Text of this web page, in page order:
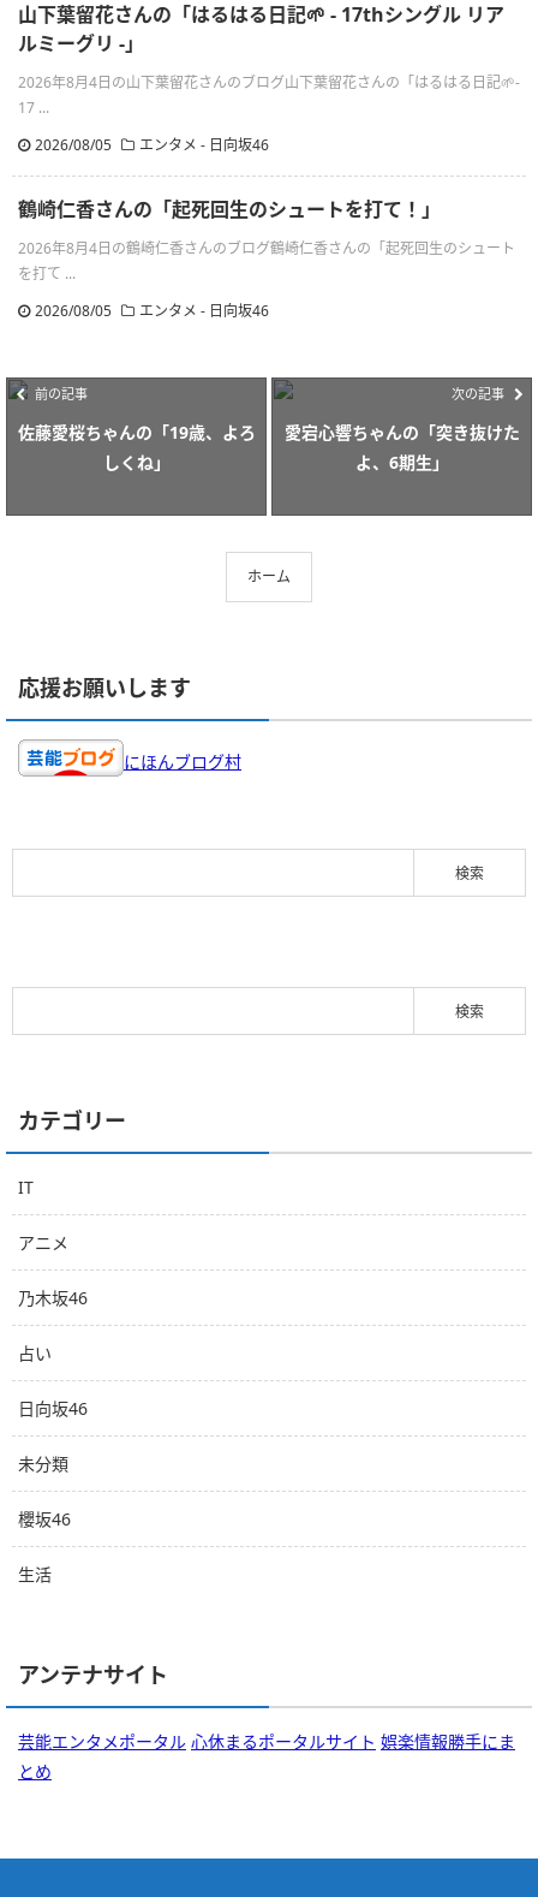
山下葉留花さんの「はるはる日記🌱 - 17thシングル リア
ルミーグリ -」
2026年8月4日の山下葉留花さんのブログ山下葉留花さんの「はるはる日記🌱-
17 ...
2026/08/05
エンタメ - 日向坂46
鶴崎仁香さんの「起死回生のシュートを打て！」
2026年8月4日の鶴崎仁香さんのブログ鶴崎仁香さんの「起死回生のシュート
を打て ...
2026/08/05
エンタメ - 日向坂46
前の記事
佐藤愛桜ちゃんの「19歳、よろ
しくね」
次の記事
愛宕心響ちゃんの「突き抜けた
よ、6期生」
ホーム
応援お願いします
にほんブログ村
カテゴリー
IT
アニメ
乃木坂46
占い
日向坂46
未分類
櫻坂46
生活
アンテナサイト
芸能エンタメポータル 心休まるポータルサイト 娯楽情報勝手にま
とめ